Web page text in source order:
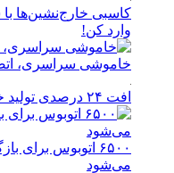
وارد کن!
خاموشی سراسری،
افت ۲۴ درصدی تولید خودرو در کشور
۶۵۰۰ اتوبوس
می‌شود